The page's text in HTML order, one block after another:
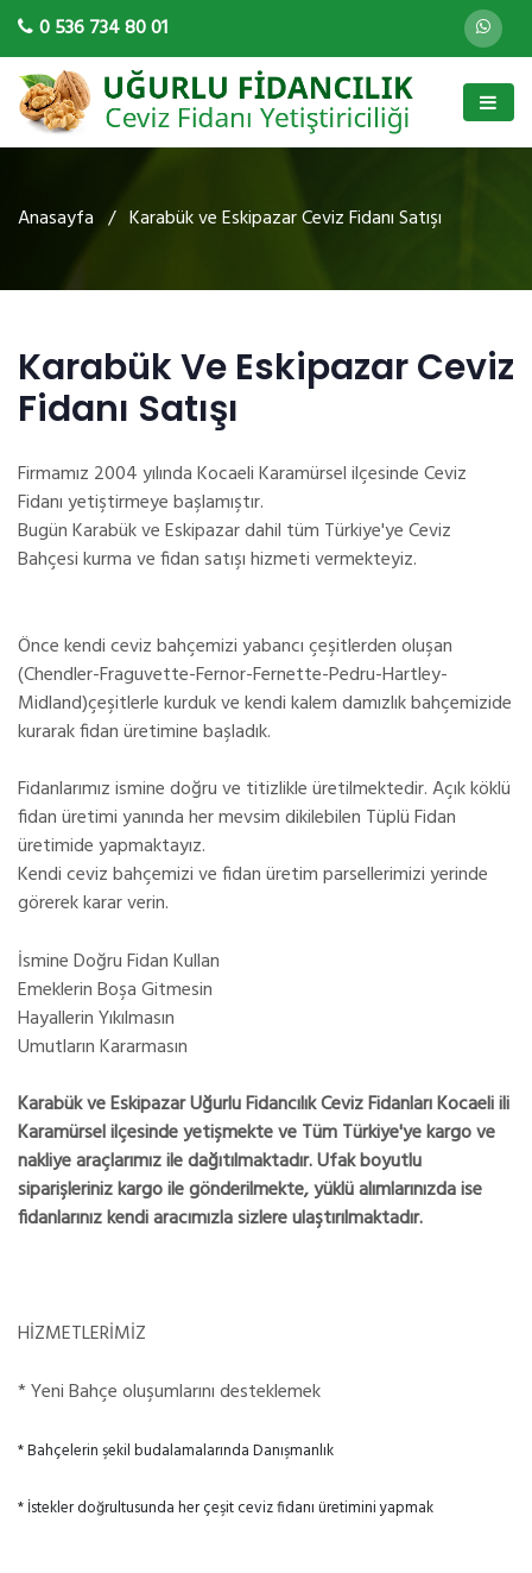
0 536 734 80 01
Anasayfa / Karabük ve Eskipazar Ceviz Fidanı Satışı
Karabük Ve Eskipazar Ceviz
Fidanı Satışı
Firmamız 2004 yılında Kocaeli Karamürsel ilçesinde Ceviz
Fidanı yetiştirmeye başlamıştır.
Bugün Karabük ve Eskipazar dahil tüm Türkiye'ye Ceviz
Bahçesi kurma ve fidan satışı hizmeti vermekteyiz.
Önce kendi ceviz bahçemizi yabancı çeşitlerden oluşan
(Chendler-Fraguvette-Fernor-Fernette-Pedru-Hartley-
Midland)çeşitlerle kurduk ve kendi kalem damızlık bahçemizide
kurarak fidan üretimine başladık.
Fidanlarımız ismine doğru ve titizlikle üretilmektedir. Açık köklü
fidan üretimi yanında her mevsim dikilebilen Tüplü Fidan
üretimide yapmaktayız.
Kendi ceviz bahçemizi ve fidan üretim parsellerimizi yerinde
görerek karar verin.
İsmine Doğru Fidan Kullan
Emeklerin Boşa Gitmesin
Hayallerin Yıkılmasın
Umutların Kararmasın
Karabük ve Eskipazar Uğurlu Fidancılık Ceviz Fidanları Kocaeli ili
Karamürsel ilçesinde yetişmekte ve Tüm Türkiye'ye kargo ve
nakliye araçlarımız ile dağıtılmaktadır. Ufak boyutlu
siparişleriniz kargo ile gönderilmekte, yüklü alımlarınızda ise
fidanlarınız kendi aracımızla sizlere ulaştırılmaktadır.
HİZMETLERİMİZ
* Yeni Bahçe oluşumlarını desteklemek
* Bahçelerin şekil budalamalarında Danışmanlık
* İstekler doğrultusunda her çeşit ceviz fidanı üretimini yapmak